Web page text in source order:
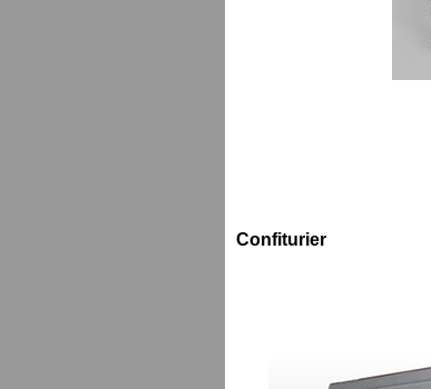
Confiturier